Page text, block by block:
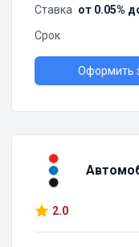
Ставка от 0.05%
Срок
Оформить
2.0